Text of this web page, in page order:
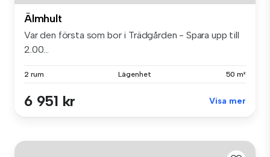
Älmhult
Var den första som bor i Trädgården - Spara upp till
2.00...
2 rum Lägenhet 50 m²
6 951 kr Visa mer